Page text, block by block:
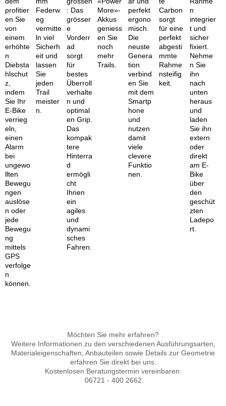
profitier
en Sie
von
einem
erhöhte
n
Diebsta
hlschut
z,
indem
Sie Ihr
E-Bike
verrieg
eln,
einen
Alarm
bei
ungewo
llten
Bewegu
ngen
auslöse
n oder
jede
Bewegu
ng
mittels
GPS
verfolge
n
können.
Federw
eg
vermitte
ln viel
Sicherh
eit und
lassen
Sie
jeden
Trail
meister
n.
: Das
grösser
e
Vorderr
ad
sorgt
für
bestes
Überroll
verhalte
n und
optimal
en Grip.
Das
kompak
tere
Hinterra
d
ermögli
cht
Ihnen
ein
agiles
und
dynami
sches
Fahren.
More»-
Akkus
geniess
en Sie
noch
mehr
Trails.
perfekt
ergono
misch.
Die
neuste
Genera
tion
verbind
en Sie
mit dem
Smartp
hone
und
nutzen
damit
viele
clevere
Funktio
nen.
Carbon
sorgt
für eine
perfekt
abgesti
mmte
Rahme
nsteifig
keit.
n
integrier
t und
sicher
fixiert.
Nehme
n Sie
ihn
nach
unten
heraus
und
laden
Sie ihn
extern
oder
direkt
am E-
Bike
über
den
geschüt
zten
Ladepo
rt.
Möchten Sie mehr erfahren?
Weitere Informationen zu den verschiedenen Ausführungsarten,
Materialeigenschaften, Anbauteilen sowie Details zur Geometrie
erfahren Sie direkt bei uns.
Kostenlosen Beratungstermin vereinbaren:
06721 - 400 2662